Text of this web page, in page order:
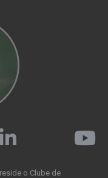
o Clube de